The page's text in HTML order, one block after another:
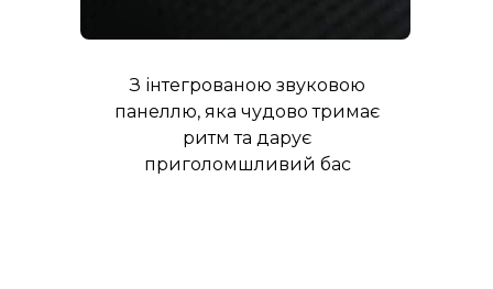
З інтегрованою звуковою
панеллю, яка чудово тримає
ритм та дарує
приголомшливий бас